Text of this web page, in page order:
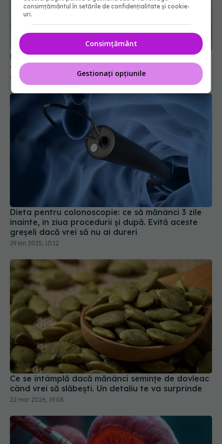
De ce să mănânci un măr verde pe zi. 6 beneficii
dovedite științific
08 apr 2025, 09:49
Dieta pentru colonoscopie: ce să mănânci 3 zile
înainte, în ziua procedurii și după. Evită aceste
greșeli dacă vrei să nu ai dureri
29 ian 2025, 10:12
Ce se întâmplă dacă mănânci semințe de dovleac
când vrei să slăbești. Un detaliu te va surprinde
22 mar 2026, 19:08
consimțământul în setările de confidențialitate și cookie-
uri.
Consimțământ
Gestionați opțiunile